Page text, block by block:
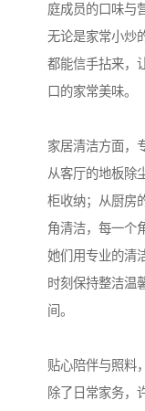
庭成员的口味与
无论是家常小炒
都能信手拈来，
口的家常美味。
家居清洁方面，
从客厅的地板除
柜收纳；从厨房
角清洁，每一个
她们用专业的清
时刻保持整洁温
间。
贴心陪伴与照料
除了日常家务，